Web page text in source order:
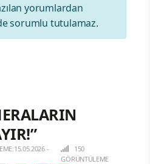
yorumlardan
sorumlu tutulamaz.
-
150
GÖRÜNTÜLEME